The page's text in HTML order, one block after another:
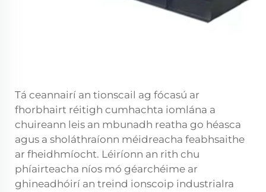
Tá ceannairí an tionscail ag fócasú ar
fhorbhairt réitigh cumhachta iomlána a
chuireann leis an mbunadh reatha go héasca
agus a sholáthraíonn méidreacha feabhsaithe
ar fheidhmíocht. Léiríonn an rith chu
phíairteacha níos mó géarchéime ar
ghineadhóirí an treind ionscoip industrialra